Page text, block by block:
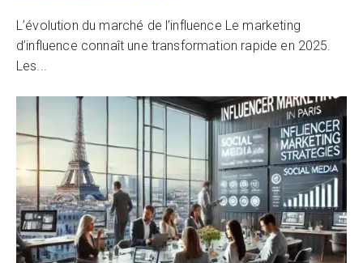
L’évolution du marché de l’influence Le marketing
d’influence connaît une transformation rapide en 2025.
Les...